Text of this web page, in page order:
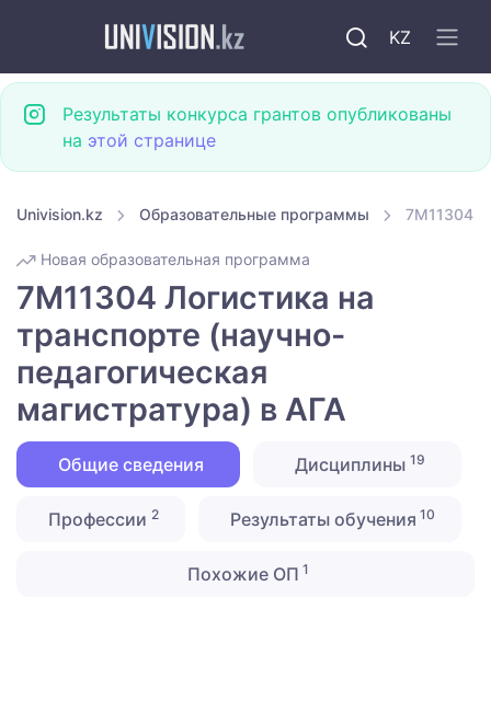
KZ
Результаты конкурса грантов опубликованы
на этой странице
Univision.kz Образовательные программы 7M11304
Новая образовательная программа
7M11304 Логистика на
транспорте (научно-
педагогическая
магистратура) в АГА
Общие сведения Дисциплины 19
Профессии 2 Результаты обучения 10
Похожие ОП 1